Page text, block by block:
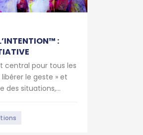
:
central pour tous les
le geste » et
des situations,...